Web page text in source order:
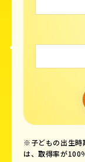
※子どもの出生時
は、取得率が100